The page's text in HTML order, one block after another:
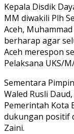
Kepala Disdik
MM diwakili Plh
Aceh,
berharap agar
Aceh merespon
Pelaksana UKS/
Sementara
Waled Rusli
Pemerintah Kota
dukungan positif
Zaini.